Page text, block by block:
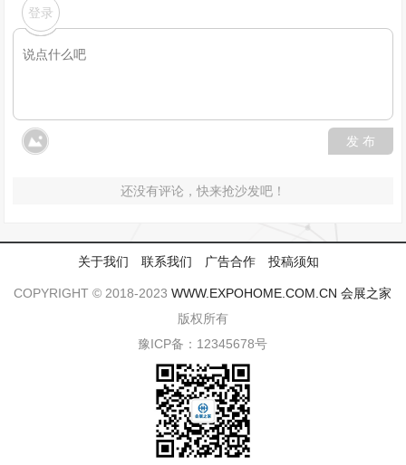
登录
发 布
还没有评论，快来抢沙发吧！
关于我们 联系我们 广告合作 投稿须知
COPYRIGHT © 2018-2023WWW.EXPOHOME.COM.CN 会展之家
版权所有
豫ICP备：12345678号